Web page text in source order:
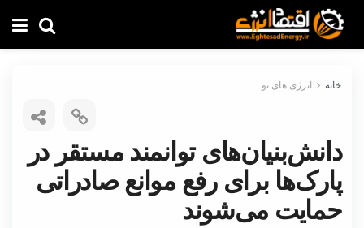
خانه انرژی های نو
دانش‌بنیان‌های توانمند مستقر در
پارک‌ها برای رفع موانع صادراتی
حمایت می‌شوند